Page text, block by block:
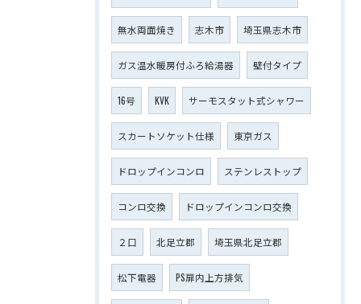
無水両面焼き 志木市 埼玉県志木市
ガス温水暖房付ふろ給湯器 壁付タイプ
16号 KVK サーモスタット式シャワー
スカートソケット仕様 東京ガス
ドロップインコンロ ステンレストップ
コンロ交換 ドロップインコンロ交換
２口 北足立郡 埼玉県北足立郡
松下電器 PS扉内上方排気